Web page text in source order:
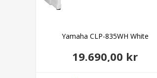
Yamaha CLP-835WH White
19.690,00 kr